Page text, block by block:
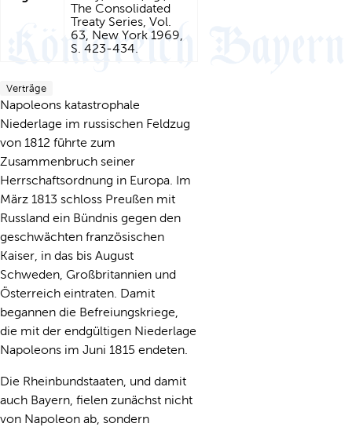
The Consolidated
Treaty Series, Vol.
63, New York 1969,
S. 423-434.
Verträge
Napoleons katastrophale
Niederlage im russischen Feldzug
von 1812 führte zum
Zusammenbruch seiner
Herrschaftsordnung in Europa. Im
März 1813 schloss Preußen mit
Russland ein Bündnis gegen den
geschwächten französischen
Kaiser, in das bis August
Schweden, Großbritannien und
Österreich eintraten. Damit
begannen die Befreiungskriege,
die mit der endgültigen Niederlage
Napoleons im Juni 1815 endeten.
Die Rheinbundstaaten, und damit
auch Bayern, fielen zunächst nicht
von Napoleon ab, sondern